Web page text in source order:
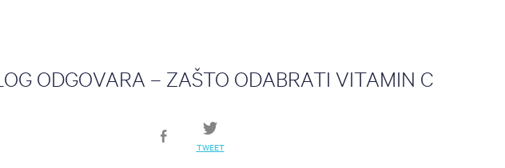
ODGOVARA – ZAŠTO ODABRATI VITAMIN C
TWEET